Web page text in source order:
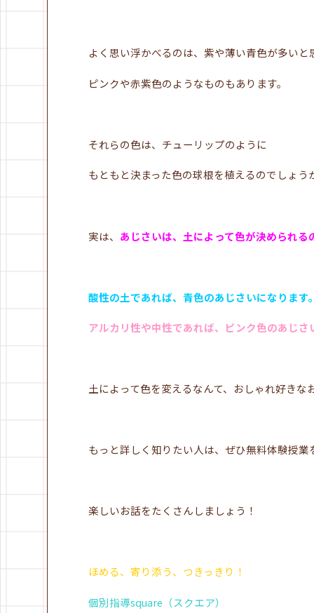
よく思い浮かべるのは、紫や薄い青色が多いと
ピンクや赤紫色のようなものもあります。
それらの色は、チューリップのように
もともと決まった色の球根を植えるのでしょう
実は、 あじさいは、土によって色が決められる
酸性の土であれば、青色のあじさいになります
アルカリ性や中性であれば、ピンク色のあじさ
土によって色を変えるなんて、おしゃれ好きな
もっと詳しく知りたい人は、ぜひ無料体験授
楽しいお話をたくさんしましょう！
ほめる、寄り添う、つきっきり！
個別指導square（スクエア）